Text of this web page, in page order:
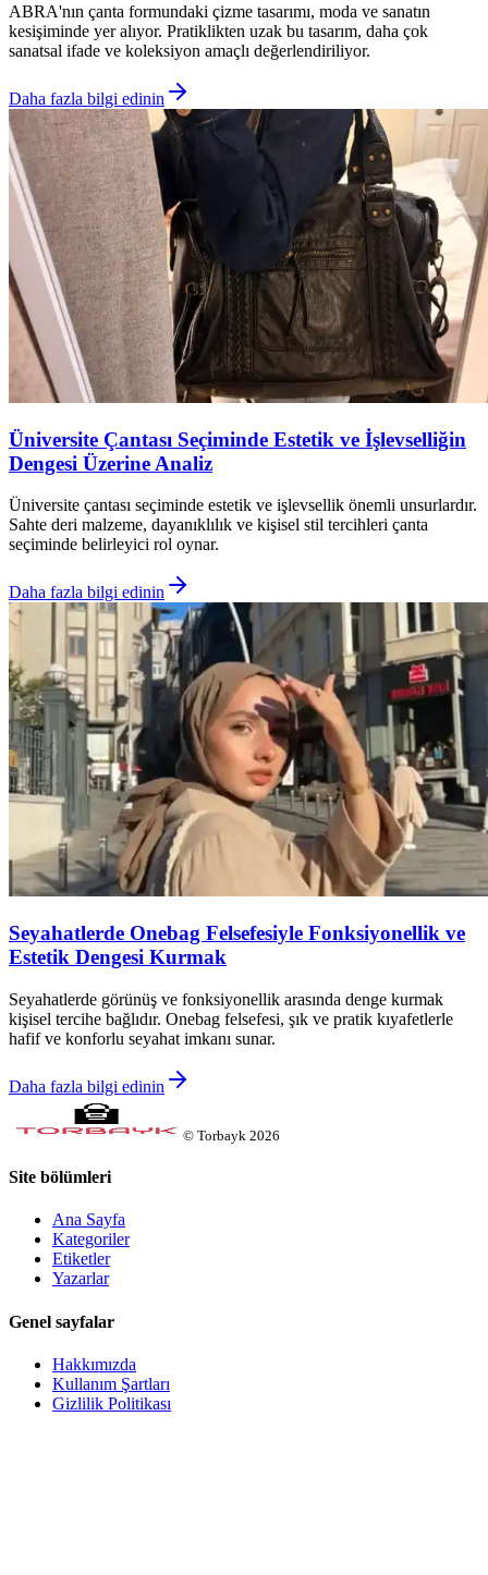
ABRA'nın çanta formundaki çizme tasarımı, moda ve sanatın
kesişiminde yer alıyor. Pratiklikten uzak bu tasarım, daha çok
sanatsal ifade ve koleksiyon amaçlı değerlendiriliyor.
Daha fazla bilgi edinin
Üniversite Çantası Seçiminde Estetik ve İşlevselliğin
Dengesi Üzerine Analiz
Üniversite çantası seçiminde estetik ve işlevsellik önemli unsurlardır.
Sahte deri malzeme, dayanıklılık ve kişisel stil tercihleri çanta
seçiminde belirleyici rol oynar.
Daha fazla bilgi edinin
Seyahatlerde Onebag Felsefesiyle Fonksiyonellik ve
Estetik Dengesi Kurmak
Seyahatlerde görünüş ve fonksiyonellik arasında denge kurmak
kişisel tercihe bağlıdır. Onebag felsefesi, şık ve pratik kıyafetlerle
hafif ve konforlu seyahat imkanı sunar.
Daha fazla bilgi edinin
© Torbayk 2026
Site bölümleri
Ana Sayfa
Kategoriler
Etiketler
Yazarlar
Genel sayfalar
Hakkımızda
Kullanım Şartları
Gizlilik Politikası